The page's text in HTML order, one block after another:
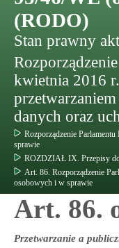
(RODO)
Stan prawny
kwietnia 2016
danych oraz
Rozporządzenie
sprawie
ROZDZIAŁ IX. Przepisy
Art. 86. Rozporządzenie
osobowych i w sprawie
Art. 86.
Przetwarzanie a